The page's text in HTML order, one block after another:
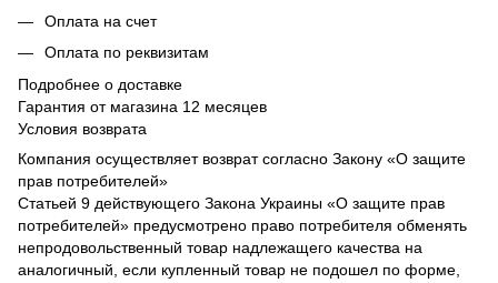
Оплата на счет
Оплата по реквизитам
Подробнее о доставке
Гарантия от магазина 12 месяцев
Условия возврата
Компания осуществляет возврат согласно Закону «О защите
прав потребителей»
Статьей 9 действующего Закона Украины «О защите прав
потребителей» предусмотрено право потребителя обменять
непродовольственный товар надлежащего качества на
аналогичный, если купленный товар не подошел по форме,